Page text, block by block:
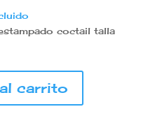
coctail talla
carrito